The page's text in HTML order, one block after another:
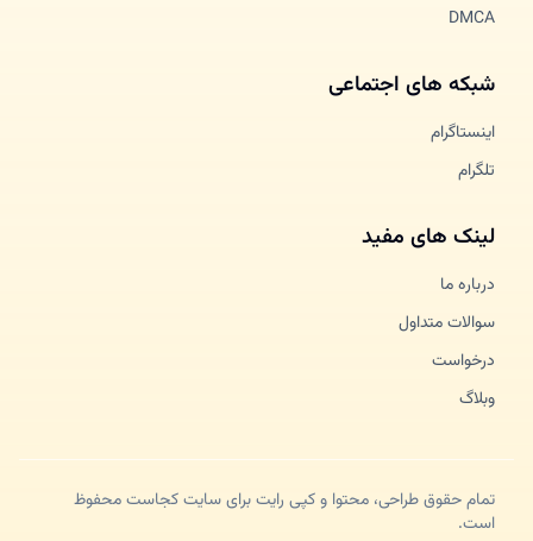
DMCA
شبکه های اجتماعی
اینستاگرام
تلگرام
لینک های مفید
درباره ما
سوالات متداول
درخواست
وبلاگ
تمام حقوق طراحی، محتوا و کپی رایت برای سایت کجاست محفوظ
است.